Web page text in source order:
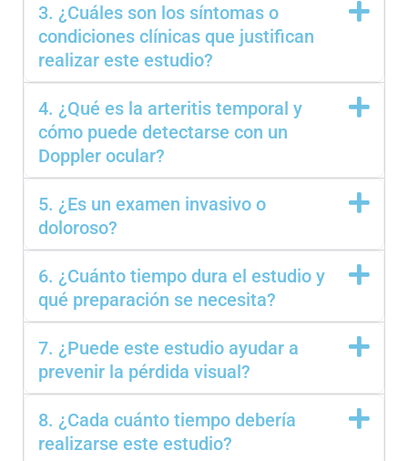
3. ¿Cuáles son los síntomas o
condiciones clínicas que justifican
realizar este estudio?
4. ¿Qué es la arteritis temporal y
cómo puede detectarse con un
Doppler ocular?
5. ¿Es un examen invasivo o
doloroso?
6. ¿Cuánto tiempo dura el estudio y
qué preparación se necesita?
7. ¿Puede este estudio ayudar a
prevenir la pérdida visual?
8. ¿Cada cuánto tiempo debería
realizarse este estudio?